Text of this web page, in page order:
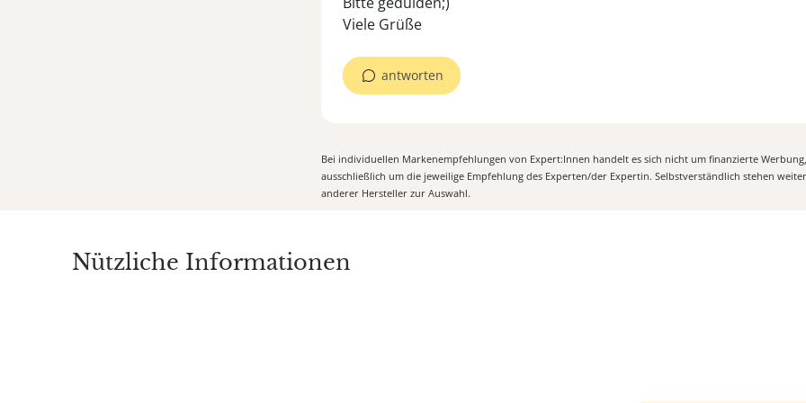
Viele Grüße
antworten
Bei individuellen Markenempfehlungen von Expert:Innen handelt es sich nicht um finanzierte
ausschließlich um die jeweilige Empfehlung des Experten/der Expertin. Selbstverständlich stehen
anderer Hersteller zur Auswahl.
Nützliche Informationen